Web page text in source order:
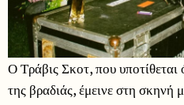
Ο Τράβις Σκοτ, που υποτίθεται
της βραδιάς, έμεινε στη σκηνή